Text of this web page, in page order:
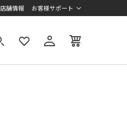
店舗情報 お客様サポート